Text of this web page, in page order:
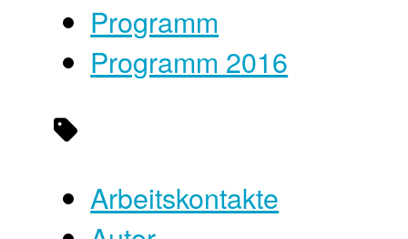
Programm
Programm 2016
Arbeitskontakte